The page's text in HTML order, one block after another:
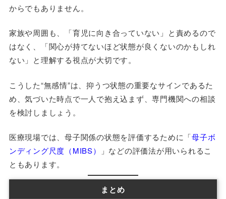
からでもありません。
家族や周囲も、「育児に向き合っていない」と責めるので
はなく、「関心が持てないほど状態が良くないのかもしれ
ない」と理解する視点が大切です。
こうした“無感情”は、抑うつ状態の重要なサインであるた
め、気づいた時点で一人で抱え込まず、専門機関への相談
を検討しましょう。
医療現場では、母子関係の状態を評価するために「母子ボ
ンディング尺度（MIBS）
」などの評価法が用いられるこ
ともあります。
まとめ